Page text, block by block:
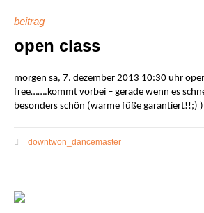
beitrag
open class
morgen sa, 7. dezember 2013 10:30 uhr
free…….kommt vorbei – gerade wenn es
besonders schön (warme füße garantiert!!;)
downtwon_dancemaster